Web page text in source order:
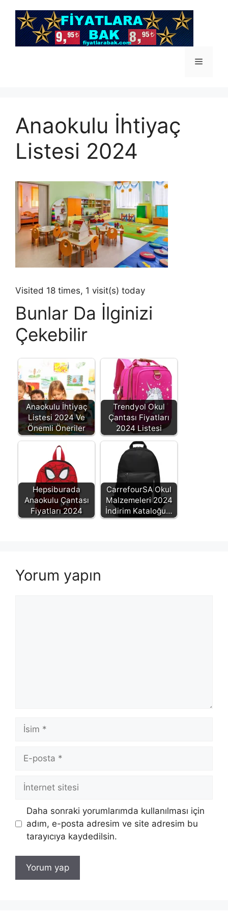
Menü
Anaokulu İhtiyaç
Listesi 2024
Visited 18 times, 1 visit(s) today
Bunlar Da İlginizi
Çekebilir
Anaokulu İhtiyaç
Listesi 2024 Ve
Önemli Öneriler
Trendyol Okul
Çantası Fiyatları
2024 Listesi
Hepsiburada
Anaokulu Çantası
Fiyatları 2024
CarrefourSA Okul
Malzemeleri 2024
İndirim Kataloğu…
Yorum yapın
İsim
posta
İnternet
sitesi
Daha sonraki yorumlarımda kullanılması için
adım, e-posta adresim ve site adresim bu
tarayıcıya kaydedilsin.